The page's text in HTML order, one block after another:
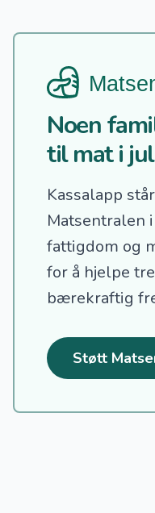
Noen
til mat i
Kassalapp
Matsentralen
fattigdom og
for å hjelpe
bærekraftig
Støtt